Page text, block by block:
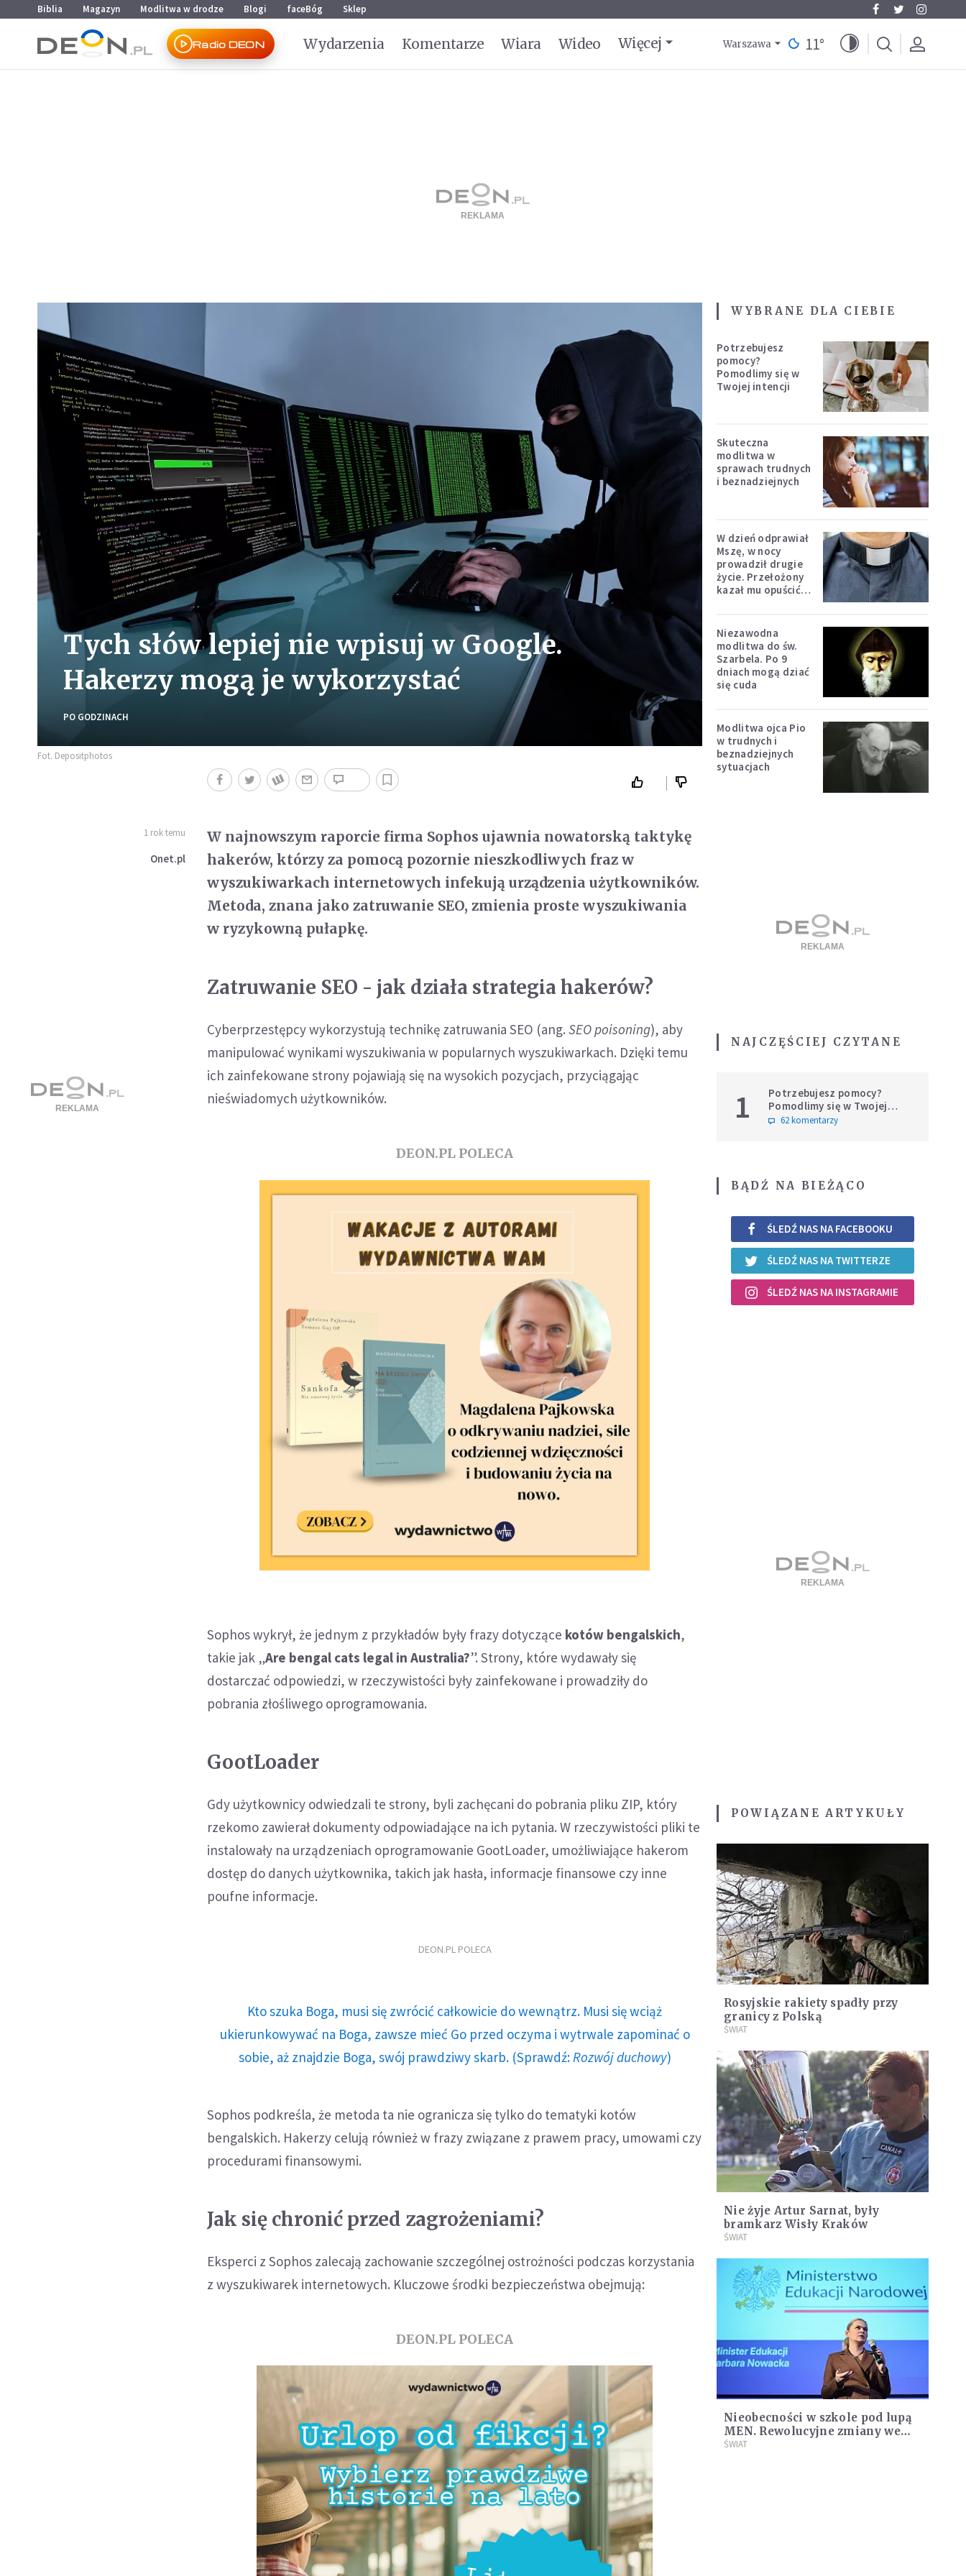
Przejdź do menu głównego
Przejdź do treści
Biblia Magazyn Modlitwa w drodze Blogi faceBóg Sklep
Radio DEON Wydarzenia Komentarze Wiara Wideo Więcej Warszawa 11°
Tych słów lepiej nie wpisuj w Google.
Hakerzy mogą je wykorzystać
PO GODZINACH
Fot. Depositphotos
1 rok temu
Onet.pl
W najnowszym raporcie firma Sophos ujawnia nowatorską taktykę
hakerów, którzy za pomocą pozornie nieszkodliwych fraz w
wyszukiwarkach internetowych infekują urządzenia użytkowników.
Metoda, znana jako zatruwanie SEO, zmienia proste wyszukiwania
w ryzykowną pułapkę.
Zatruwanie SEO - jak działa strategia hakerów?
Cyberprzestępcy wykorzystują technikę zatruwania SEO (ang.SEO poisoning), aby
manipulować wynikami wyszukiwania w popularnych wyszukiwarkach. Dzięki temu
ich zainfekowane strony pojawiają się na wysokich pozycjach, przyciągając
nieświadomych użytkowników.
DEON.PL POLECA
Sophos wykrył, że jednym z przykładów były frazy dotyczące kotów bengalskich,
takie jak „Are bengal cats legal in Australia?”. Strony, które wydawały się
dostarczać odpowiedzi, w rzeczywistości były zainfekowane i prowadziły do
pobrania złośliwego oprogramowania.
GootLoader
Gdy użytkownicy odwiedzali te strony, byli zachęcani do pobrania pliku ZIP, który
rzekomo zawierał dokumenty odpowiadające na ich pytania. W rzeczywistości pliki te
instalowały na urządzeniach oprogramowanie GootLoader, umożliwiające hakerom
dostęp do danych użytkownika, takich jak hasła, informacje finansowe czy inne
poufne informacje.
DEON.PL POLECA
Kto szuka Boga, musi się zwrócić całkowicie do wewnątrz. Musi się wciąż
ukierunkowywać na Boga, zawsze mieć Go przed oczyma i wytrwale zapominać o
sobie, aż znajdzie Boga, swój prawdziwy skarb. (Sprawdź: Rozwój duchowy)
Sophos podkreśla, że metoda ta nie ogranicza się tylko do tematyki kotów
bengalskich. Hakerzy celują również w frazy związane z prawem pracy, umowami czy
procedurami finansowymi.
Jak się chronić przed zagrożeniami?
Eksperci z Sophos zalecają zachowanie szczególnej ostrożności podczas korzystania
z wyszukiwarek internetowych. Kluczowe środki bezpieczeństwa obejmują:
DEON.PL POLECA
WYBRANE DLA CIEBIE
Potrzebujesz
pomocy?
Pomodlimy się w
Twojej intencji
Skuteczna
modlitwa w
sprawach trudnych
i beznadziejnych
W dzień odprawiał
Mszę, w nocy
prowadził drugie
życie. Przełożony
kazał mu opuścić
Niezawodna
modlitwa do św.
Szarbela. Po 9
dniach mogą dziać
się cuda
Modlitwa ojca Pio
w trudnych i
beznadziejnych
sytuacjach
NAJCZĘŚCIEJ CZYTANE
1
Potrzebujesz pomocy?
Pomodlimy się w Twojej
intencji
62 komentarzy
BĄDŹ NA BIEŻĄCO
ŚLEDŹ NAS NA FACEBOOKU
ŚLEDŹ NAS NA TWITTERZE
ŚLEDŹ NAS NA INSTAGRAMIE
POWIĄZANE ARTYKUŁY
Rosyjskie rakiety spadły przy
granicy z Polską
ŚWIAT
Nie żyje Artur Sarnat, były
bramkarz Wisły Kraków
ŚWIAT
Nieobecności w szkole pod lupą
MEN. Rewolucyjne zmiany we
frekwencji uczniów
ŚWIAT